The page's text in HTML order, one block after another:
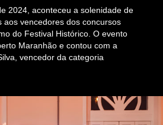
2024, aconteceu a solenidade de
aos vencedores dos concursos
do Festival Histórico. O evento
Maranhão e contou com a
vencedor da categoria